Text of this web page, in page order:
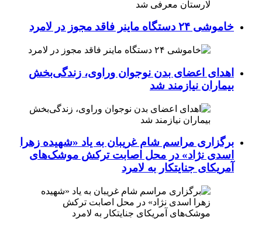
خاموشی ۲۴ دستگاه ماینر فاقد مجوز در لامرد
اهدای اعضای بدن نوجوان وراوی، زندگی‌بخش
بیماران نیازمند شد
برگزاری مراسم شام غریبان به یاد «شهیده زهرا
اسدی نژاد» در محل اصابت ترکش موشک‌های
آمریکای جنایتکار به لامرد